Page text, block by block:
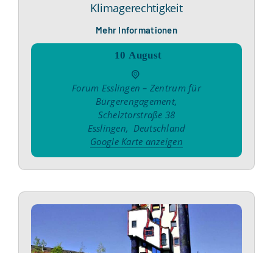
Klimagerechtigkeit
Mehr Informationen
10 August
Forum Esslingen – Zentrum für
Bürgerengagement,
Schelztorstraße 38
Esslingen, Deutschland
Google Karte anzeigen